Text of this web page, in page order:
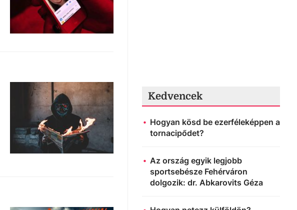
Kedvencek
Hogyan kösd be ezerféleképpen a
tornacipődet?
Az ország egyik legjobb
sportsebésze Fehérváron
dolgozik: dr. Abkarovits Géza